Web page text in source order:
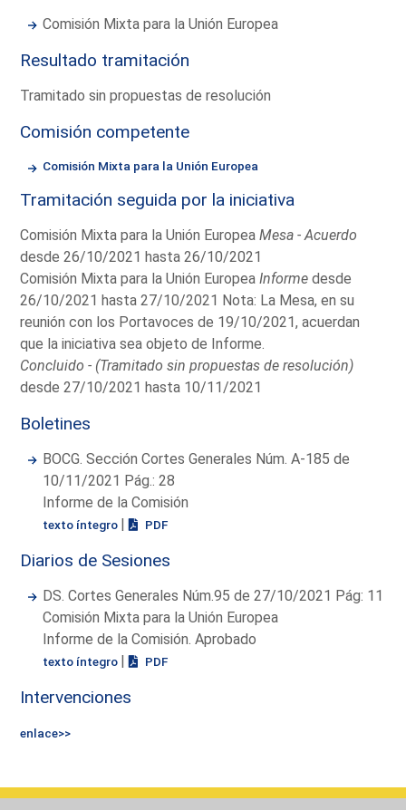
Comisión Mixta para la Unión Europea
Resultado tramitación
Tramitado sin propuestas de resolución
Comisión competente
Comisión Mixta para la Unión Europea
Tramitación seguida por la iniciativa
Comisión Mixta para la Unión EuropeaMesa - Acuerdo
desde 26/10/2021 hasta 26/10/2021
Comisión Mixta para la Unión EuropeaInforme desde
26/10/2021 hasta 27/10/2021 Nota: La Mesa, en su
reunión con los Portavoces de 19/10/2021, acuerdan
que la iniciativa sea objeto de Informe.
Concluido - (Tramitado sin propuestas de resolución)
desde 27/10/2021 hasta 10/11/2021
Boletines
BOCG. Sección Cortes Generales Núm. A-185 de
10/11/2021 Pág.: 28
Informe de la Comisión
texto íntegro | PDF
Diarios de Sesiones
DS. Cortes Generales Núm.95 de 27/10/2021 Pág: 11
Comisión Mixta para la Unión Europea
Informe de la Comisión. Aprobado
texto íntegro | PDF
Intervenciones
enlace>>